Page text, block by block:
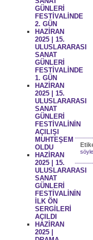
GÜNLERİ
FESTİVALİNDE
2. GÜN
HAZİRAN
2025 | 15.
ULUSLARARASI
SANAT
GÜNLERİ
FESTİVALİNDE
1. GÜN
HAZİRAN
2025 | 15.
ULUSLARARASI
SANAT
GÜNLERİ
FESTİVALİNİN
AÇILIŞI
MUHTEŞEM
OLDU
HAZİRAN
2025 | 15.
ULUSLARARASI
SANAT
GÜNLERİ
FESTİVALİNİN
İLK ÖN
SERGİLERİ
AÇILDI
HAZİRAN
2025 |